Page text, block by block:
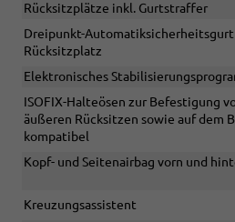
Rücksitzplätze inkl. Gurtstraffer
Dreipunkt-
Rücksitzplatz
Elektronisches
ISOFIX-Halteösen zur Befestigung
äußeren Rücksitzen sowie auf dem
kompatibel
Kopf- und Seitenairbag vorn und
Kreuzungsassistent